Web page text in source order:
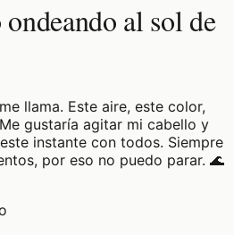
al sol de
llama. Este aire, este color,
gustaría agitar mi cabello y
instante con todos. Siempre
por eso no puedo parar. 🌊